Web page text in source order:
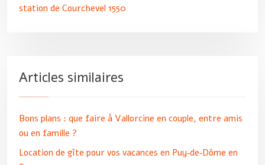
station de Courchevel 1550
Articles similaires
Bons plans : que faire à Vallorcine en couple, entre amis
ou en famille ?
Location de gîte pour vos vacances en Puy‑de‑Dôme en